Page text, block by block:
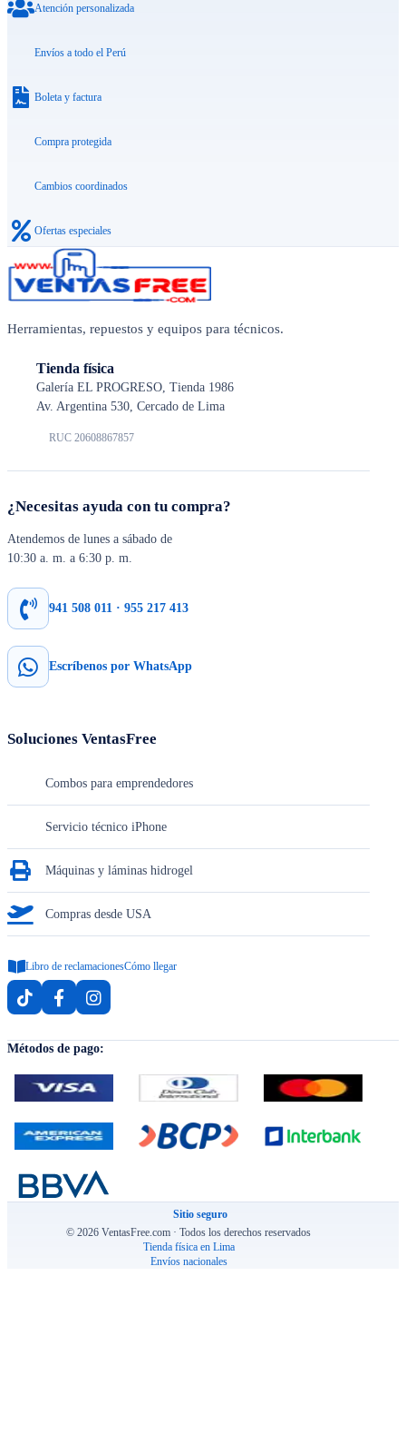
Atención personalizada
Envíos a todo el Perú
Boleta y factura
Compra protegida
Cambios coordinados
Ofertas especiales
Herramientas, repuestos y equipos para técnicos.
Tienda física
Galería EL PROGRESO, Tienda 1986
Av. Argentina 530, Cercado de Lima
RUC 20608867857
¿Necesitas ayuda con tu compra?
Atendemos de lunes a sábado de
10:30 a. m. a 6:30 p. m.
941 508 011 · 955 217 413
Escríbenos por WhatsApp
Soluciones VentasFree
Combos para emprendedores
Servicio técnico iPhone
Máquinas y láminas hidrogel
Compras desde USA
Libro de reclamacionesCómo llegar
Métodos de pago:
Sitio seguro
© 2026 VentasFree.com · Todos los derechos reservados
Tienda física en Lima
Envíos nacionales